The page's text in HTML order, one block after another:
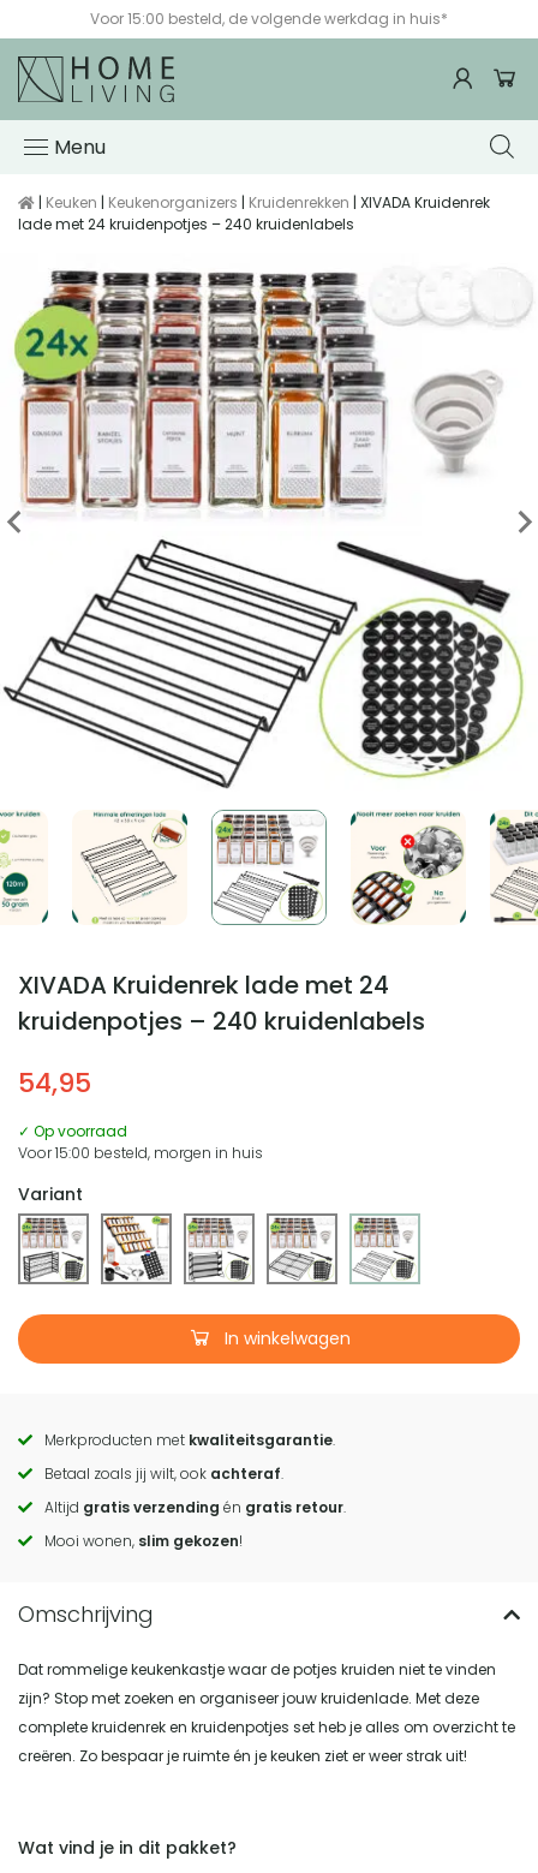
Voor 15:00 besteld, de volgende werkdag in huis*
Menu
| Keuken | Keukenorganizers | Kruidenrekken | XIVADA Kruidenrek
lade met 24 kruidenpotjes – 240 kruidenlabels
XIVADA Kruidenrek lade met 24
kruidenpotjes – 240 kruidenlabels
54,95
✓ Op voorraad
Voor 15:00 besteld, morgen in huis
Variant
In winkelwagen
Call
to
actions
Merkproducten met kwaliteitsgarantie.
Betaal zoals jij wilt, ook achteraf.
Altijd gratis verzending én gratis retour.
Mooi wonen, slim gekozen!
Dat rommelige keukenkastje waar de potjes kruiden niet te vinden
zijn? Stop met zoeken en organiseer jouw kruidenlade. Met deze
complete kruidenrek en kruidenpotjes set heb je alles om overzicht te
creëren. Zo bespaar je ruimte én je keuken ziet er weer strak uit!
Wat vind je in dit pakket?